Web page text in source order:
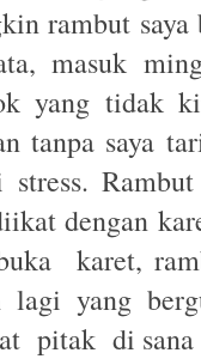
rambut
masuk
yang tidak
tanpa saya
stress.
dengan
karet,
lagi yang
pitak di sana